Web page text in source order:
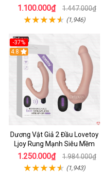
1.100.000₫ 1.447.000₫
(1,946)
-37%
Hot
4.8
Dương Vật Giả 2 Đầu Lovetoy
Ljoy Rung Mạnh Siêu Mềm
1.250.000₫ 1.984.000₫
(1,943)